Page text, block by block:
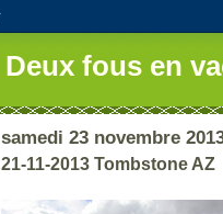
Deux fous en
samedi 23 novembre
21-11-2013 Tombstone AZ